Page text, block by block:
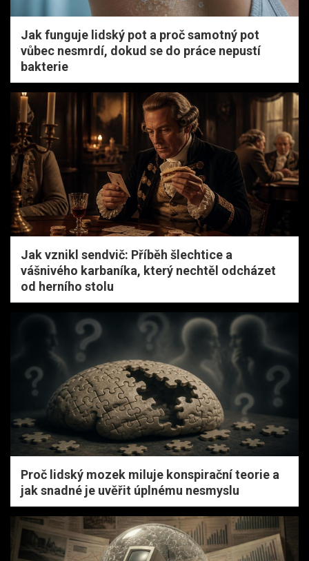
Jak funguje lidský pot a proč samotný pot
vůbec nesmrdí, dokud se do práce nepustí
bakterie
Jak vznikl sendvič: Příběh šlechtice a
vášnivého karbaníka, který nechtěl odcházet
od herního stolu
Proč lidský mozek miluje konspirační teorie a
jak snadné je uvěřit úplnému nesmyslu